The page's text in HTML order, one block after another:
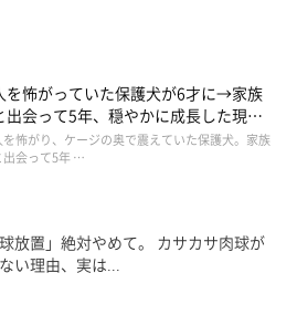
憶はいつまでも
を怖がっていた保護犬が6才に→家族
出会って5年、穏やかに成長した現在
姿にグッとくる
を怖がり、ケージの奥で震えていた保護犬。家族
出会って5年 …
球放置」絶対やめて。 カサカサ肉球が
い理由、実は...